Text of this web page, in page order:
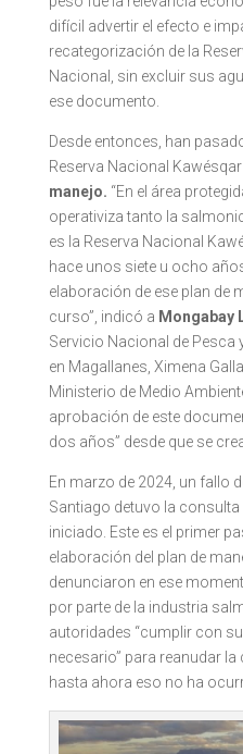
difícil advertir el efecto e
recategorización de la
Nacional, sin excluir sus
ese documento.
Desde entonces, han
Reserva Nacional Kawésqar
manejo. “En el área
operativiza tanto la
es la Reserva Nacional
hace unos siete u ocho
elaboración de ese plan de
curso”, indicó a Mongabay
Servicio Nacional de Pesca
en Magallanes, Ximena
Ministerio de Medio
aprobación de este
dos años” desde que se
En marzo de 2024, un fallo
Santiago detuvo la consulta
iniciado. Este es el primer
elaboración del plan de
denunciaron en ese
por parte de la industria
autoridades “cumplir con su
necesario” para reanudar
hasta ahora eso no ha